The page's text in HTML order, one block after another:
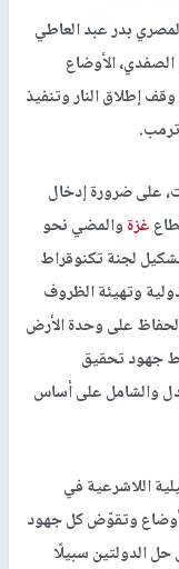
بدر عبد العاطي
الأوضاع
وقف إطلاق النار وتنفيذ
ترمب.
على ضرورة إدخال
غزةوالمضي نحو
تشكيل لجنة تكنوقراط
وتهيئة الظروف
الحفاظ على وحدة الأرض
جهود تحقيق
والشامل على أساس
اللاشرعية في
وتقوّض كل جهود
الدولتين سبيلًا